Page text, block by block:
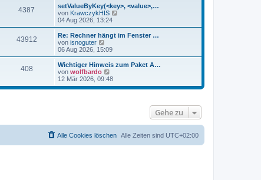
r
B
e
i
r
a
g
e
s
t
B
e
i
r
a
g
4387
setValueByKey(<key>, <value>,…
von KrawczykHIS
u
e
B
t
04 Aug 2026, 13:24
43912
Re: Rechner hängt im Fenster …
von isnoguter
e
u
e
s
t
r
r
a
06 Aug 2026, 15:09
408
Wichtiger Hinweis zum Paket A…
von wolfbardo
e
u
e
12 Mär 2026, 09:48
Gehe zu
Alle Zeiten sind UTC+02:00
Alle Cookies löschen